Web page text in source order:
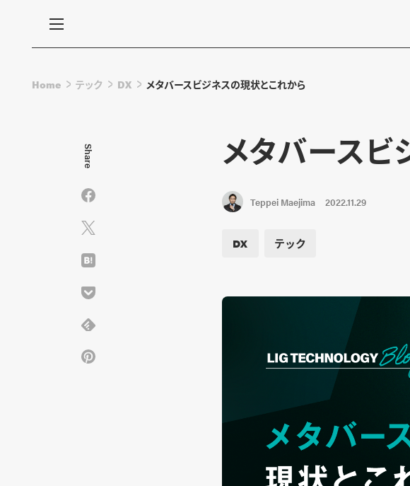
Home テック DX メタバースビジネスの現状とこれから
メタバースビ
Teppei Maejima 2022.11.29
DX テック
Share